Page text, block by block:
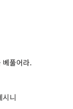
풀어라.
니